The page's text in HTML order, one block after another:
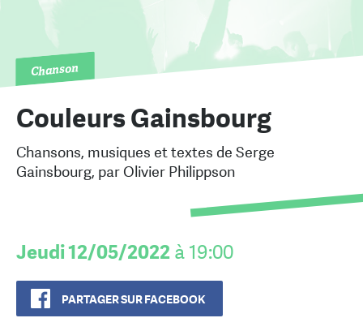
Chanson
Couleurs Gainsbourg
Chansons, musiques et textes de Serge
Gainsbourg, par Olivier Philippson
Jeudi 12/05/2022 à 19:00
PARTAGER SUR FACEBOOK